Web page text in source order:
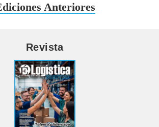
Anteriores
Revista